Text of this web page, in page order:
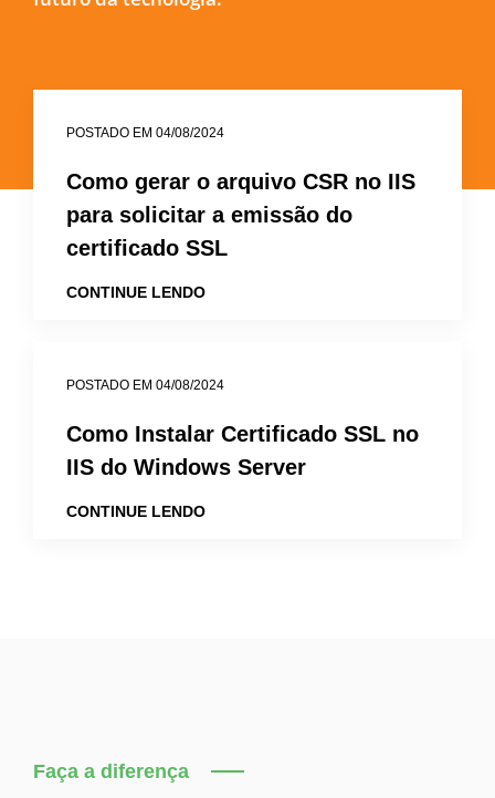
POSTADO EM 04/08/2024
Como gerar o arquivo CSR no IIS
para solicitar a emissão do
certificado SSL
CONTINUE LENDO
POSTADO EM 04/08/2024
Como Instalar Certificado SSL no
IIS do Windows Server
CONTINUE LENDO
Faça a diferença